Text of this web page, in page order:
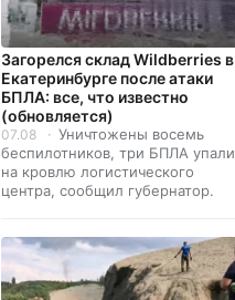
Загорелся склад Wildberries в
Екатеринбурге после атаки
БПЛА: все, что известно
(обновляется)
07.08
Уничтожены восемь
беспилотников, три БПЛА упали
на кровлю логистического
центра, сообщил губернатор.